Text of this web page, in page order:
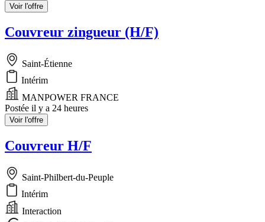
Voir l'offre
Couvreur zingueur (H/F)
Saint-Étienne
Intérim
MANPOWER FRANCE
Postée il y a 24 heures
Voir l'offre
Couvreur H/F
Saint-Philbert-du-Peuple
Intérim
Interaction